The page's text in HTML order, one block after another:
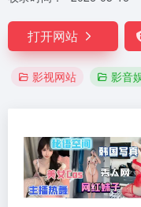
打开网站
影视网站 影音